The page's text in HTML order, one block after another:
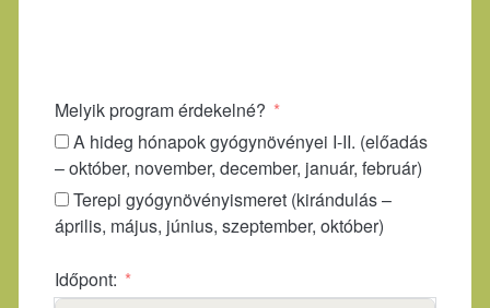
Melyik program érdekelné?
A hideg hónapok gyógynövényei I-II. (előadás
– október, november, december, január, február)
Terepi gyógynövényismeret (kirándulás –
április, május, június, szeptember, október)
Időpont: